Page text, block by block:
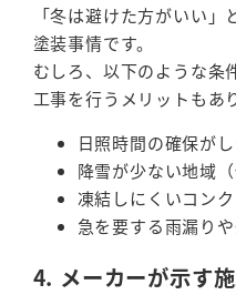
「冬は避けた方がいい
塗装事情です。
むしろ、以下のような条
工事を行うメリットもあ
日照時間の確保が
降雪が少ない地域
凍結しにくいコン
急を要する雨漏り
4. メーカーが示す